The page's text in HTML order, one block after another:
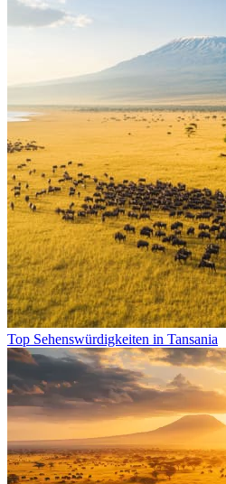
Top Sehenswürdigkeiten in Tansania